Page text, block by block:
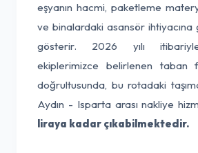
eşyanın hacmi, paketleme
ve binalardaki asansör ihtiyacına
gösterir. 2026 yılı
ekiplerimizce belirlenen taban
doğrultusunda, bu rotadaki
Aydın - Isparta arası nakliye
liraya kadar çıkabilmektedir.